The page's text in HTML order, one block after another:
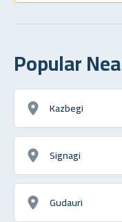
Popular
Kazbegi
Signagi
Gudauri